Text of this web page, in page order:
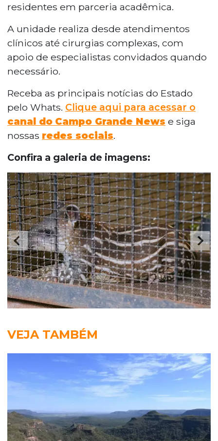
residentes em parceria acadêmica.
A unidade realiza desde atendimentos
clínicos até cirurgias complexas, com
apoio de especialistas convidados quando
necessário.
Receba as principais notícias do Estado
pelo Whats. Clique aqui para acessar o
canal do Campo Grande News e siga
nossas redes sociais.
Confira a galeria de imagens:
VEJA TAMBÉM